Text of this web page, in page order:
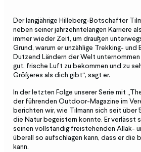
Der langjährige Hilleberg-Botschafter
neben seiner jahrzehntelangen Karriere
immer wieder Zeit, um draußen
Grund, warum er unzählige Trekking- und
Dutzend Ländern der Welt unternommen
gut, frische Luft zu bekommen und zu
Größeres als dich gibt“, sagt er.
In der letzten Folge unserer Serie mit
der führenden Outdoor-Magazine im
berichten wir, wie Tilmann sich seit über
die Natur begeistern konnte. Er verlässt
seinen vollständig freistehenden Allak-
überall so aufschlagen kann, dass er die
kann.